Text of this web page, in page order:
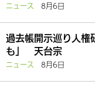
ニュース 8月6日
過去帳開示巡り人
も」 天台宗
ニュース 8月6日